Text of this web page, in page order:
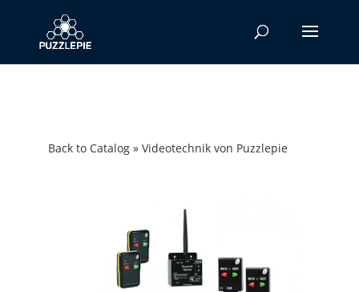
Back to Catalog Videotechnik von Puzzlepie